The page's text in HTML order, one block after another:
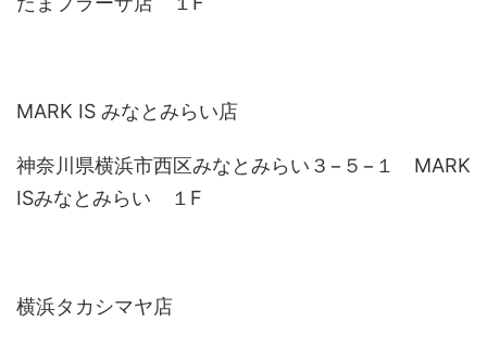
MARK IS みなとみらい店
神奈川県横浜市西区みなとみらい３−５−１ MARK
ISみなとみらい １F
横浜タカシマヤ店